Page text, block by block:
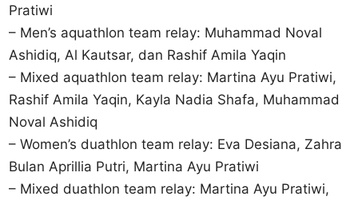
Pratiwi
– Men’s aquathlon team relay: Muhammad Noval
Ashidiq, Al Kautsar, dan Rashif Amila Yaqin
– Mixed aquathlon team relay: Martina Ayu Pratiwi,
Rashif Amila Yaqin, Kayla Nadia Shafa, Muhammad
Noval Ashidiq
– Women’s duathlon team relay: Eva Desiana, Zahra
Bulan Aprillia Putri, Martina Ayu Pratiwi
– Mixed duathlon team relay: Martina Ayu Pratiwi,